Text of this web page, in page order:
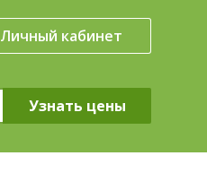
Личный кабинет